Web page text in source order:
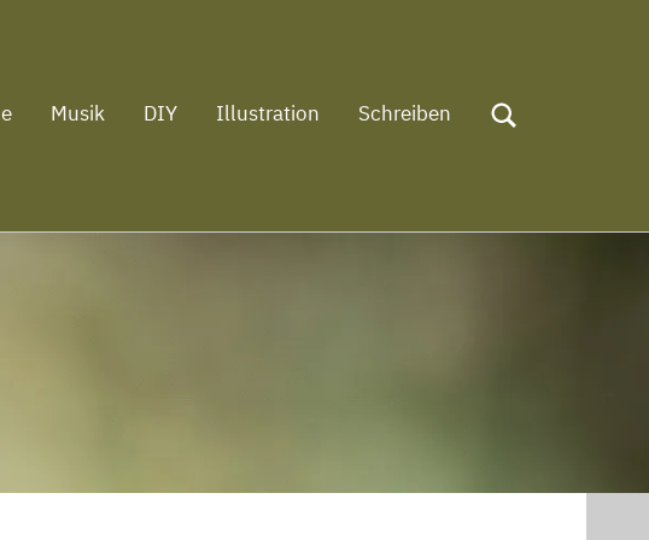
Musik DIY Illustration Schreiben